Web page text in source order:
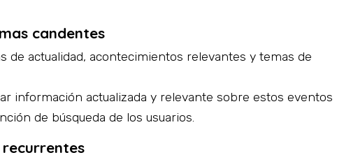
candentes
de actualidad, acontecimientos relevantes y temas de
información actualizada y relevante sobre estos eventos
de búsqueda de los usuarios.